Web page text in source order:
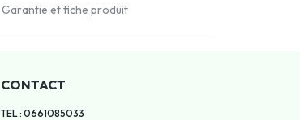
Garantie et fiche produit
CONTACT
TEL : 0661085033